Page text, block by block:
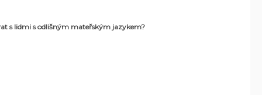
s lidmi s odlišným mateřským jazykem?